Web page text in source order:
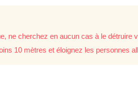
ne cherchez en aucun cas à le détruire
10 mètres et éloignez les personnes